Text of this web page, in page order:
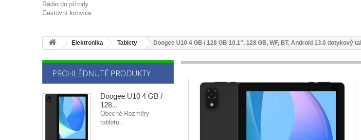
Rádio do přírody
Cestovní konvice
Elektronika Tablety Doogee U10 4 GB / 128 GB 10.1", 128 GB, WF, BT, Android 13.0 dotykový
PROHLÉDNUTÉ PRODUKTY
Doogee U10 4 GB /
128...
Obecné Rozměry
tabletu...